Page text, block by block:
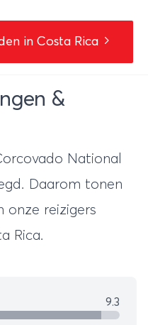
in Costa Rica
&
National
Daarom tonen
onze reizigers
Rica.
9.3